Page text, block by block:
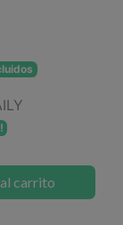
carrito